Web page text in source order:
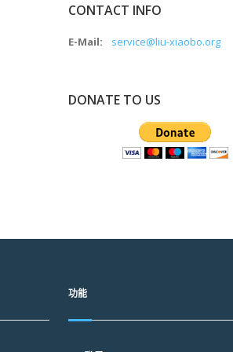
CONTACT INFO
E-Mail: service@liu-xiaobo.org
DONATE TO US
功能